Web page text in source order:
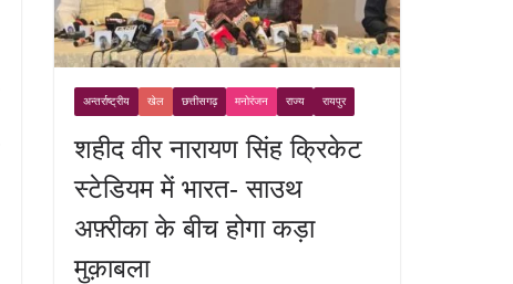
अन्तर्राष्ट्रीय खेल छत्तीसगढ़ मनोरंजन राज्य रायपुर
शहीद वीर नारायण सिंह क्रिकेट
स्टेडियम में भारत- साउथ
अफ़्रीका के बीच होगा कड़ा
मुक़ाबला